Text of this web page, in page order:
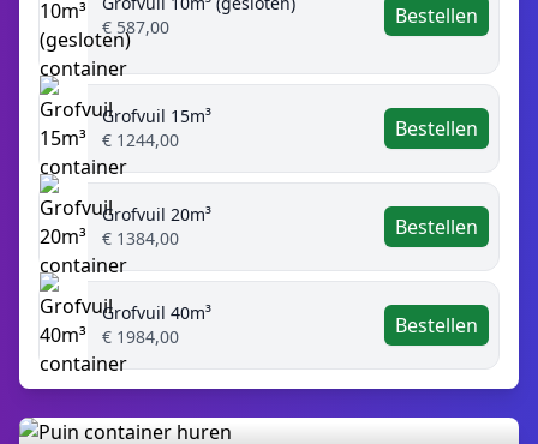
€ 587,00
Bestellen
Grofvuil 15m³
€ 1244,00
Bestellen
Grofvuil 20m³
€ 1384,00
Bestellen
Grofvuil 40m³
€ 1984,00
Bestellen